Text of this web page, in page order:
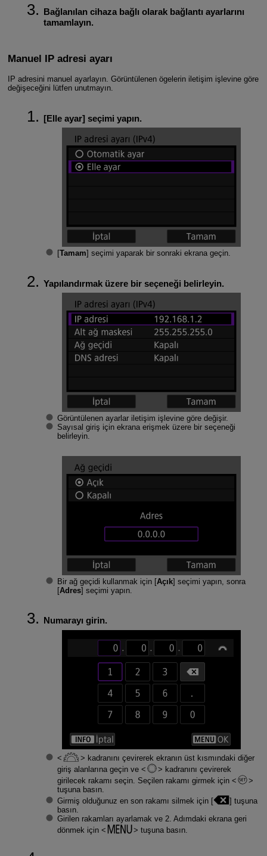
Bağlanılan cihaza bağlı olarak bağlantı ayarlarını
tamamlayın.
Manuel IP adresi ayarı
IP adresini manuel ayarlayın. Görüntülenen ögelerin iletişim işlevine göre
değişeceğini lütfen unutmayın.
[Elle ayar] seçimi yapın.
[Tamam] seçimi yaparak bir sonraki ekrana geçin.
Yapılandırmak üzere bir seçeneği belirleyin.
Görüntülenen ayarlar iletişim işlevine göre değişir.
Sayısal giriş için ekrana erişmek üzere bir seçeneği
belirleyin.
Bir ağ geçidi kullanmak için [Açık] seçimi yapın, sonra
[Adres] seçimi yapın.
Numarayı girin.
kadranını çevirerek ekranın üst kısmındaki diğer
giriş alanlarına geçin ve
kadranını çevirerek
girilecek rakamı seçin. Seçilen rakamı girmek için
tuşuna basın.
Girmiş olduğunuz en son rakamı silmek için [
] tuşuna
basın.
Girilen rakamları ayarlamak ve 2. Adımdaki ekrana geri
dönmek için
tuşuna basın.